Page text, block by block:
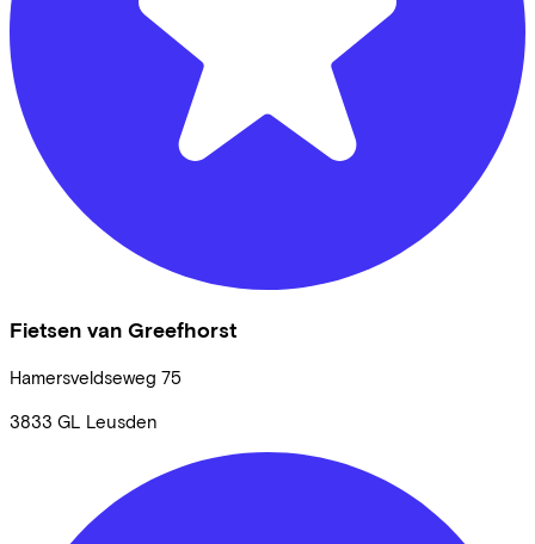
Fietsen van Greefhorst
Hamersveldseweg 75
3833 GL Leusden